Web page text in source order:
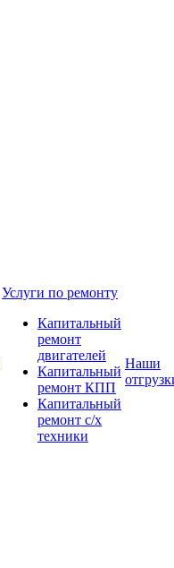
Услуги по ремонту
Капитальный
ремонт
двигателей
Капитальный
ремонт КПП
Капитальный
ремонт с/х
техники
Наши